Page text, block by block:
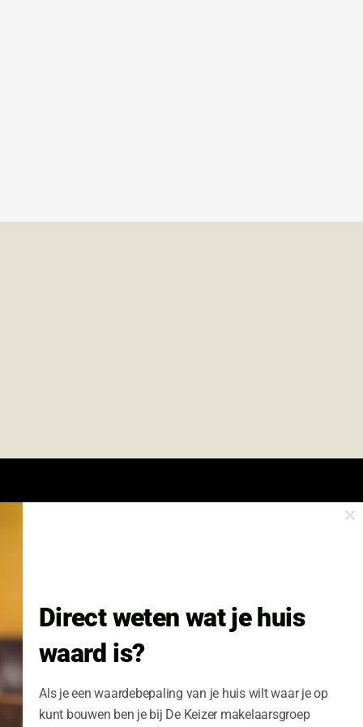
nieuwsbrief.
Volledige Naam:
Schrijf me nu in
Direct weten wat je huis
waard is?
Als je een waardebepaling van je huis wilt waar je op
kunt bouwen ben je bij De Keizer makelaarsgroep